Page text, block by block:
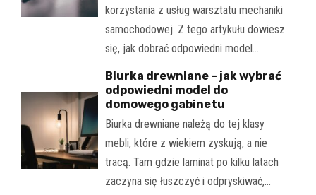
korzystania z usług warsztatu mechaniki
samochodowej. Z tego artykułu dowiesz
się, jak dobrać odpowiedni model…
Biurka drewniane – jak wybrać
odpowiedni model do
domowego gabinetu
Biurka drewniane należą do tej klasy
mebli, które z wiekiem zyskują, a nie
tracą. Tam gdzie laminat po kilku latach
zaczyna się łuszczyć i odpryskiwać,…